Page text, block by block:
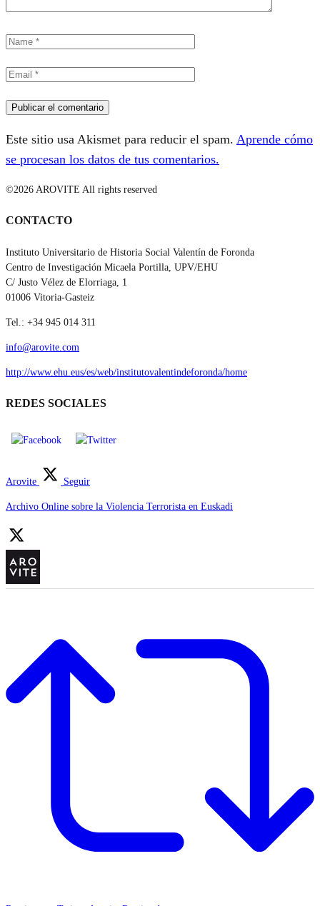
Este sitio usa Akismet para reducir el spam. Aprende cómo
se procesan los datos de tus comentarios.
©2026 AROVITE All rights reserved
CONTACTO
Instituto Universitario de Historia Social Valentín de Foronda
Centro de Investigación Micaela Portilla, UPV/EHU
C/ Justo Vélez de Elorriaga, 1
01006 Vitoria-Gasteiz
Tel.: +34 945 014 311
info@arovite.com
http://www.ehu.eus/es/web/institutovalentindeforonda/home
REDES SOCIALES
Arovite Seguir
Archivo Online sobre la Violencia Terrorista en Euskadi